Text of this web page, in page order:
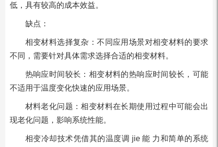
低，具有较高的成本效益。
缺点：
相变材料选择复杂：不同应用场景对相变材料的要求
不同，需要针对具体需求选择合适的相变材料。
热响应时间较长：相变材料的热响应时间较长，可能
不适用于温度变化快速的应用场景。
材料老化问题：相变材料在长期使用过程中可能会出
现老化问题，影响系统性能。
相变冷却技术凭借其的温度调 jie 能 力和简单的系统